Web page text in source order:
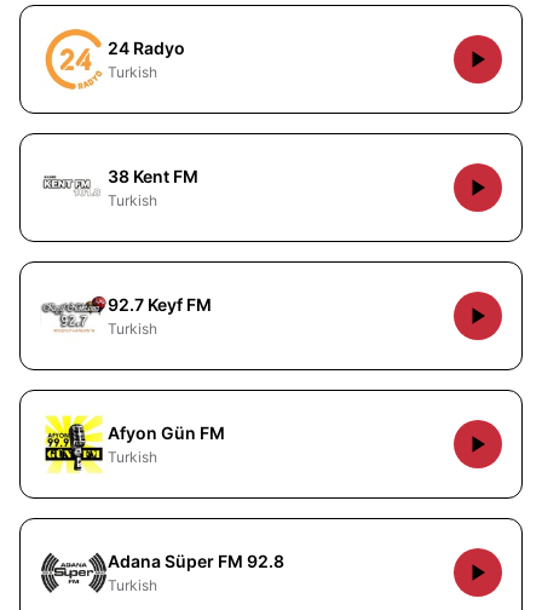
24 Radyo
Turkish
38 Kent FM
Turkish
92.7 Keyf FM
Turkish
Afyon Gün FM
Turkish
Adana Süper FM 92.8
Turkish